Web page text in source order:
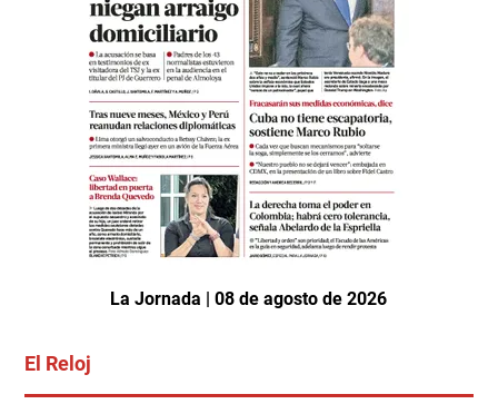
La Jornada | 08 de agosto de 2026
El Reloj